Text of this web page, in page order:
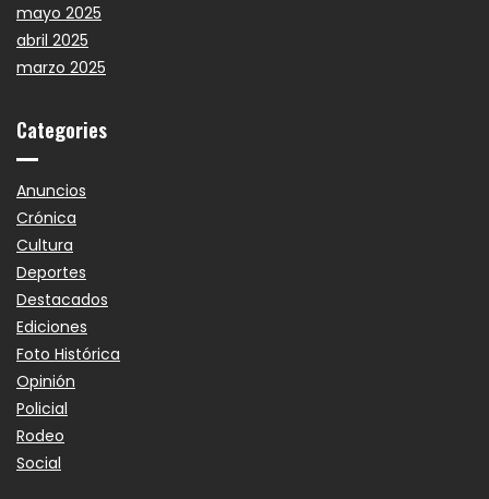
mayo 2025
abril 2025
marzo 2025
Categories
Anuncios
Crónica
Cultura
Deportes
Destacados
Ediciones
Foto Histórica
Opinión
Policial
Rodeo
Social